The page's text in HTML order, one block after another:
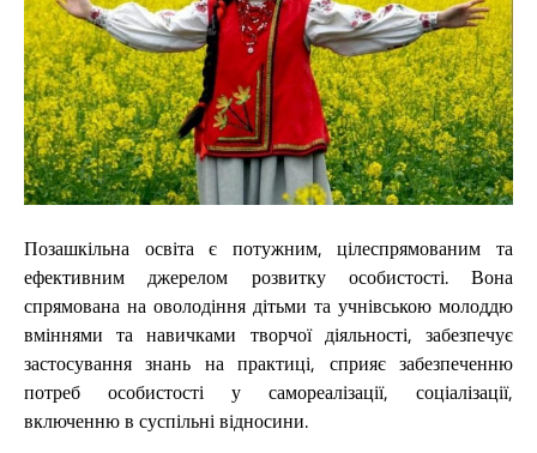
Позашкільна освіта є потужним, цілеспрямованим та
ефективним джерелом розвитку особистості. Вона
спрямована на оволодіння дітьми та учнівською молоддю
вміннями та навичками творчої діяльності, забезпечує
застосування знань на практиці, сприяє забезпеченню
потреб особистості у самореалізації, соціалізації,
включенню в суспільні відносини.